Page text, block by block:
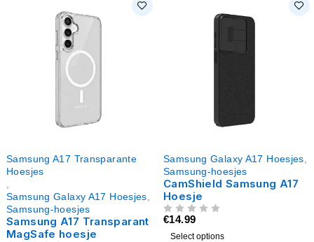
Samsung A17 Transparante
Hoesjes
Samsung Galaxy A17 Hoesjes
Samsung-hoesjes
Samsung A17 Transparant
MagSafe hoesje
Samsung Galaxy A17 Hoesjes
Samsung-hoesjes
CamShield Samsung A17
Hoesje
€14.99
Select options